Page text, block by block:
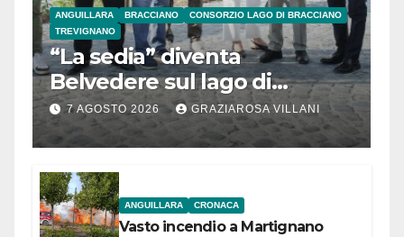
ANGUILLARA BRACCIANO
CONSORZIO LAGO DI BRACCIANO
TREVIGNANO
“La sedia” diventa
Belvedere sul lago di
Bracciano: ieri
l’inaugurazione
7 AGOSTO 2026 GRAZIAROSA VILLANI
ANGUILLARA CRONACA
Vasto incendio a Martignano